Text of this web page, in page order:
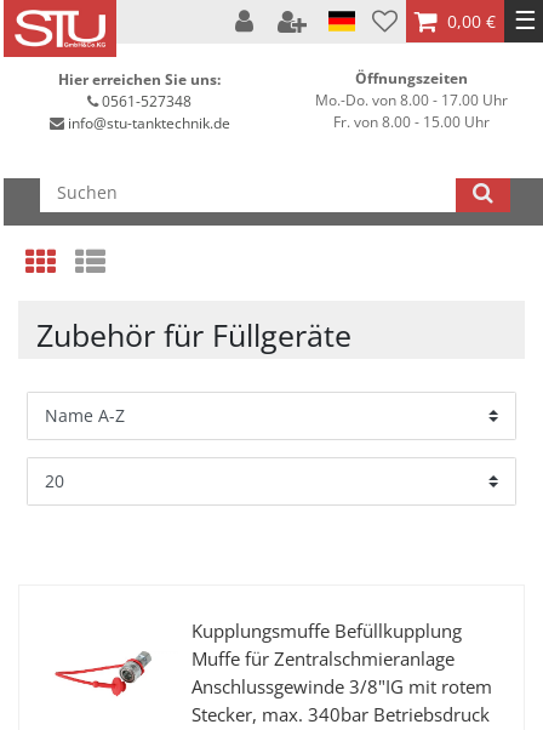
0,00 € ☰
Hier erreichen Sie uns:
0561-527348
info@stu-tanktechnik.de
Öffnungszeiten
Mo.-Do. von 8.00 - 17.00 Uhr
Fr. von 8.00 - 15.00 Uhr
Zubehör für Füllgeräte
Kupplungsmuffe Befüllkupplung
Muffe für Zentralschmieranlage
Anschlussgewinde 3/8"IG mit rotem
Stecker, max. 340bar Betriebsdruck